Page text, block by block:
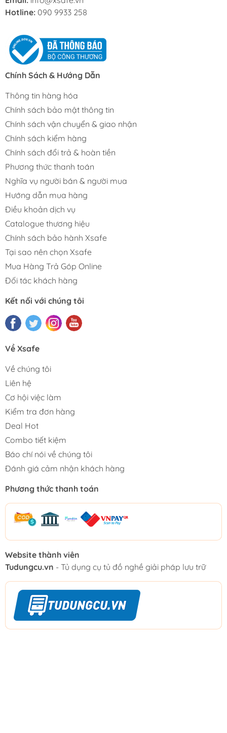
Hotline: 090 9933 258
Chính Sách & Hướng Dẫn
Thông tin hàng hóa
Chính sách bảo mật thông tin
Chính sách vận chuyển & giao nhận
Chính sách kiểm hàng
Chính sách đổi trả & hoàn tiền
Phương thức thanh toán
Nghĩa vụ người bán & người mua
Hướng dẫn mua hàng
Điều khoản dịch vụ
Catalogue thương hiệu
Chính sách bảo hành Xsafe
Tại sao nên chọn Xsafe
Mua Hàng Trả Góp Online
Đối tác khách hàng
Kết nối với chúng tôi
Về Xsafe
Về chúng tôi
Liên hệ
Cơ hội việc làm
Kiểm tra đơn hàng
Deal Hot
Combo tiết kiệm
Báo chí nói về chúng tôi
Đánh giá cảm nhận khách hàng
Phương thức thanh toán
Website thành viên
Tudungcu.vn - Tủ dụng cụ tủ đồ nghề giải pháp lưu trữ